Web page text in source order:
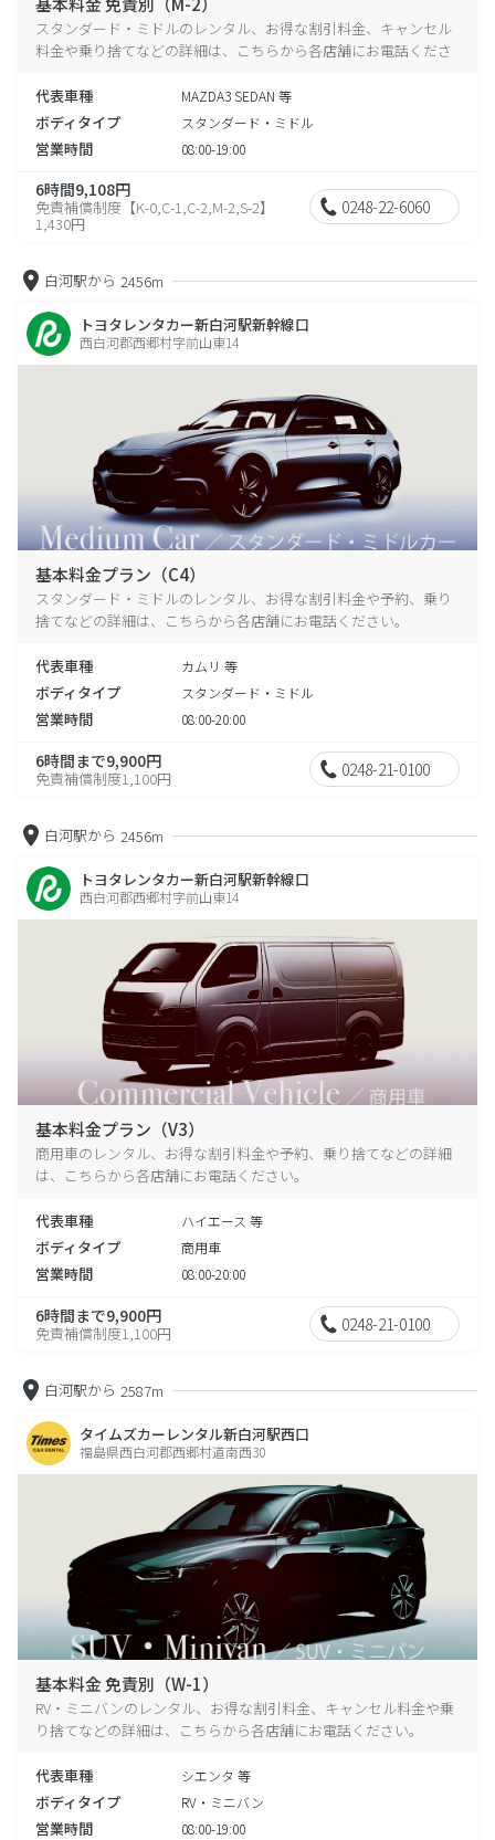
スタンダード・ミドルのレンタル、お得な割引料金、キャンセル
料金や乗り捨てなどの詳細は、こちらから各店舗にお電話くださ
代表車種
MAZDA3 SEDAN 等
ボディタイプ スタンダード・ミドル
営業時間 08:00-19:00
6時間9,108円
免責補償制度【K-0,C-1,C-2,M-2,S-2】
1,430円
0248-22-6060
白河駅から 2456m
トヨタレンタカー新白河駅新幹線口
西白河郡西郷村字前山東14
基本料金プラン（C4）
スタンダード・ミドルのレンタル、お得な割引料金や予約、乗り
捨てなどの詳細は、こちらから各店舗にお電話ください。
代表車種 カムリ 等
ボディタイプ スタンダード・ミドル
営業時間 08:00-20:00
6時間まで9,900円
免責補償制度1,100円 0248-21-0100
白河駅から 2456m
トヨタレンタカー新白河駅新幹線口
西白河郡西郷村字前山東14
基本料金プラン（V3）
商用車のレンタル、お得な割引料金や予約、乗り捨てなどの詳細
は、こちらから各店舗にお電話ください。
代表車種 ハイエース 等
ボディタイプ 商用車
営業時間 08:00-20:00
6時間まで9,900円
免責補償制度1,100円 0248-21-0100
白河駅から 2587m
タイムズカーレンタル新白河駅西口
福島県西白河郡西郷村道南西30
基本料金 免責別（W-1）
RV・ミニバンのレンタル、お得な割引料金、キャンセル料金や乗
り捨てなどの詳細は、こちらから各店舗にお電話ください。
代表車種 シエンタ 等
ボディタイプ RV・ミニバン
営業時間 08:00-19:00